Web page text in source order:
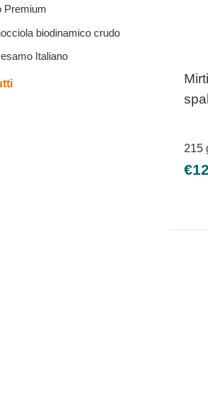
Premium
biodinamico crudo
Italiano
215